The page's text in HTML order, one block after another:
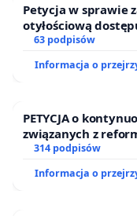
Petycja w sprawie
otyłościową
oraz programów
63 podpisów
Informacja o
PETYCJA o
związanych z
314 podpisów
Informacja o